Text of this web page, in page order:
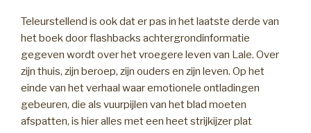
Teleurstellend is ook dat er pas in het laatste derde van
het boek door flashbacks achtergrondinformatie
gegeven wordt over het vroegere leven van Lale. Over
zijn thuis, zijn beroep, zijn ouders en zijn leven. Op het
einde van het verhaal waar emotionele ontladingen
gebeuren, die als vuurpijlen van het blad moeten
afspatten, is hier alles met een heet strijkijzer plat